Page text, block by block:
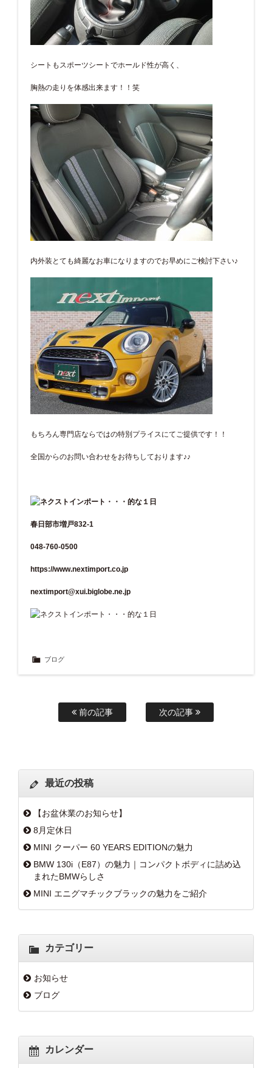
シートもスポーツシートでホールド性が高く、
胸熱の走りを体感出来ます！！笑
内外装とても綺麗なお車になりますのでお早めにご検討下さい♪
もちろん専門店ならではの特別プライスにてご提供です！！
全国からのお問い合わせをお待ちしております♪♪
春日部市増戸832-1
048-760-0500
https://www.nextimport.co.jp
nextimport@xui.biglobe.ne.jp
ブログ
前の記事 次の記事
最近の投稿
【お盆休業のお知らせ】
8月定休日
MINI クーパー 60 YEARS EDITIONの魅力
BMW 130i（E87）の魅力｜コンパクトボディに詰め込
まれたBMWらしさ
MINI エニグマチックブラックの魅力をご紹介
カテゴリー
お知らせ
ブログ
カレンダー